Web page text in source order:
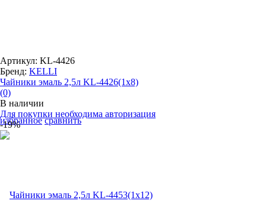
избранное сравнить
Артикул: KL-4426
Бренд: KELLI
Чайники эмаль 2,5л KL-4426(1x8)
(0)
В наличии
Для покупки необходима авторизация
-19%